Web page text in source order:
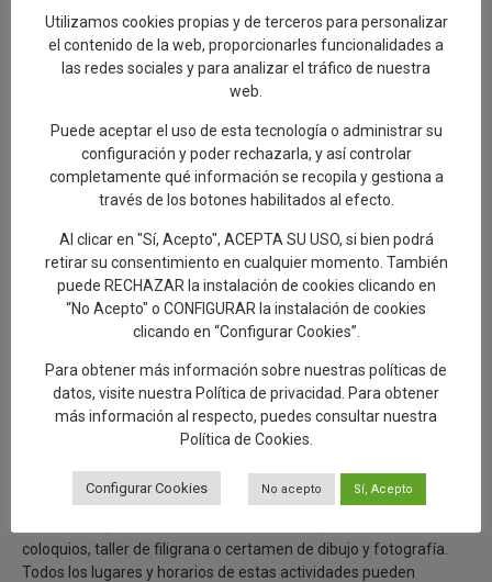
para compartir sueños”.
Igualmente, García Élez ha felicitado a Always Elvis por su
intención de que, en 2022, con el obstáculo de la pandemia
abriéndolo a la comarca de Talavera. Consciente de la “calidad”
consolidada del evento cultural, la primera edil también se ha
referido al cuidado cada año del cartel anunciador, nuevamente
realizado esta edición por el artista Lucas Fernández, quien
El diseñador del cartel ha explicado que el diseño de este año
trata de mostrar una “llamada a la música, el talento, el arte y la
calma, haciendo un guiño al río Tajo y líneas en movimiento que
denotan frescura”.
Conciertos en la Plaza del Pan, Jazz de Mediodía, Jazz de
Medianoche y certámenes
Para concluir, Tita García Élez ha unido el disfrute de este
de la ciudad”, ya que además de los conciertos en la Plaza del
Pan, se incluye en el programa la oferta gastronómica del Jazz
coloquios, taller de filigrana o certamen de dibujo y fotografía.
Todos los lugares y horarios de estas actividades pueden
Utilizamos cookies propias y de terceros para personalizar
el contenido de la web, proporcionarles funcionalidades a
las redes sociales y para analizar el tráfico de nuestra
web.
Puede aceptar el uso de esta tecnología o administrar su
configuración y poder rechazarla, y así controlar
completamente qué información se recopila y gestiona a
través de los botones habilitados al efecto.
Al clicar en "Sí, Acepto", ACEPTA SU USO, si bien podrá
retirar su consentimiento en cualquier momento. También
puede RECHAZAR la instalación de cookies clicando en
“No Acepto" o CONFIGURAR la instalación de cookies
clicando en “Configurar Cookies”.
Para obtener más información sobre nuestras políticas de
datos, visite nuestra Política de privacidad. Para obtener
más información al respecto, puedes consultar nuestra
Política de Cookies.
Configurar Cookies No acepto Sí, Acepto